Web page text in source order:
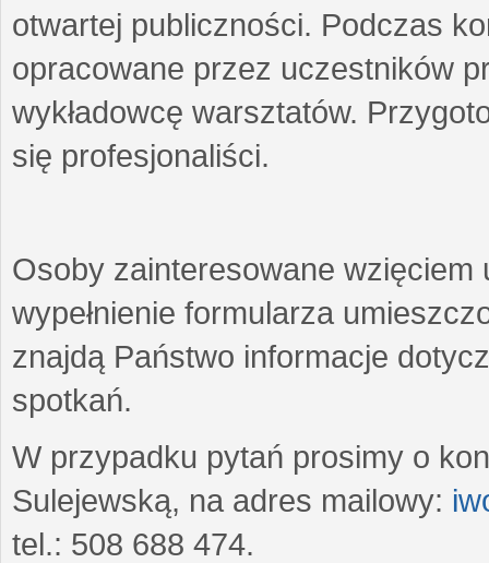
otwartej publiczności. Podczas
opracowane przez uczestników
wykładowcę warsztatów.
się profesjonaliści.
Osoby zainteresowane wzięciem
wypełnienie formularza
znajdą Państwo informacje
spotkań.
W przypadku pytań prosimy o
Sulejewską, na adres mailowy:
tel.: 508 688 474.